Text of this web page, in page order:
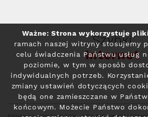
Szybki
Internet
Ważne: Strona wykorzystuje
ramach naszej witryny stosujemy
celu świadczenia Państwu usług
poziomie, w tym w sposób
indywidualnych potrzeb.
zmiany ustawień dotyczących
będą one zamieszczane w
końcowym. Możecie Państwo